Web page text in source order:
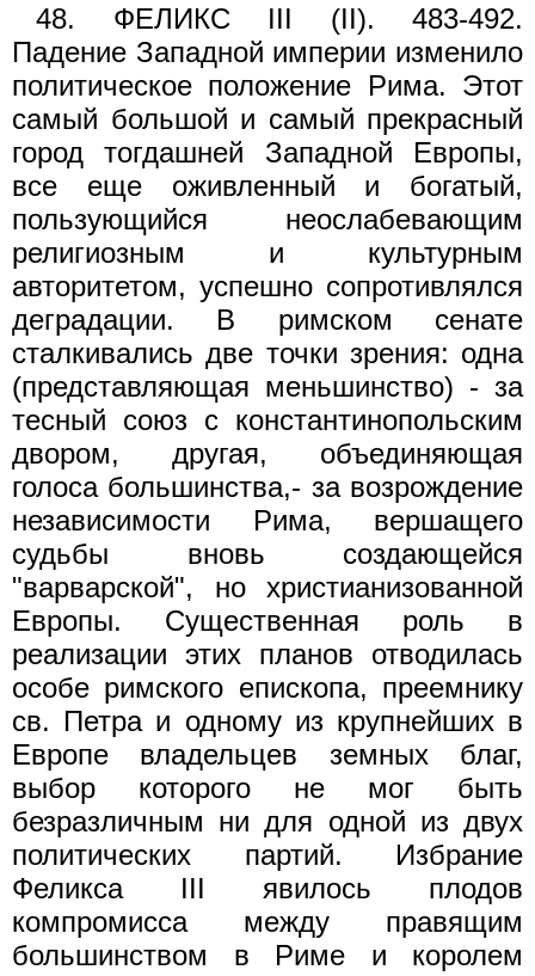
48. ФЕЛИКС III (II). 483-492.
Падение Западной империи изменило
политическое положение Рима. Этот
самый большой и самый прекрасный
город тогдашней Западной Европы,
все еще оживленный и богатый,
пользующийся неослабевающим
религиозным и культурным
авторитетом, успешно сопротивлялся
деградации. В римском сенате
сталкивались две точки зрения: одна
(представляющая меньшинство) - за
тесный союз с константинопольским
двором, другая, объединяющая
голоса большинства,- за возрождение
независимости Рима, вершащего
судьбы вновь создающейся
"варварской", но христианизованной
Европы. Существенная роль в
реализации этих планов отводилась
особе римского епископа, преемнику
св. Петра и одному из крупнейших в
Европе владельцев земных благ,
выбор которого не мог быть
безразличным ни для одной из двух
политических партий. Избрание
Феликса III явилось плодов
компромисса между правящим
большинством в Риме и королем